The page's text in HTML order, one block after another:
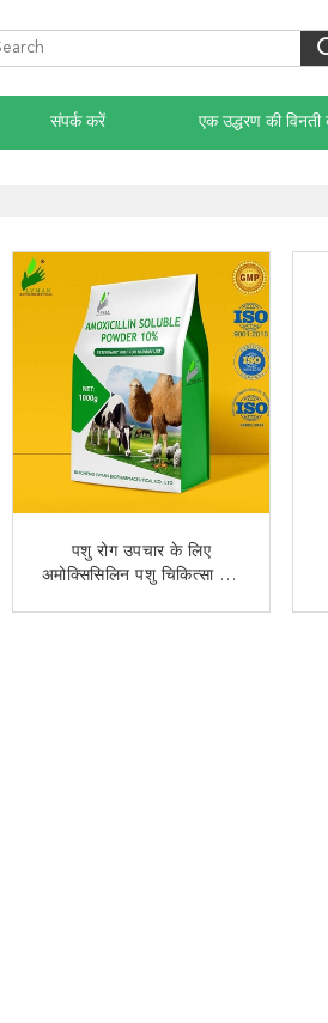
संपर्क करें एक उद्धरण की विनती
पशु रोग उपचार के लिए
अमोक्सिसिलिन पशु चिकित्सा दवा